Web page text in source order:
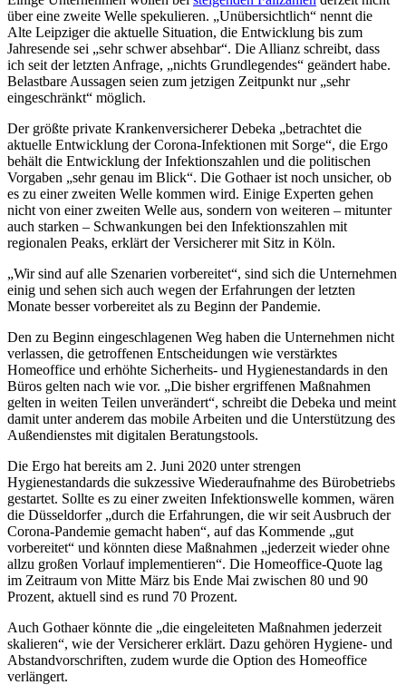
über eine zweite Welle spekulieren. „Unübersichtlich“ nennt die
Alte Leipziger die aktuelle Situation, die Entwicklung bis zum
Jahresende sei „sehr schwer absehbar“. Die Allianz schreibt, dass
ich seit der letzten Anfrage, „nichts Grundlegendes“ geändert habe.
Belastbare Aussagen seien zum jetzigen Zeitpunkt nur „sehr
eingeschränkt“ möglich.
Der größte private Krankenversicherer Debeka „betrachtet die
aktuelle Entwicklung der Corona-Infektionen mit Sorge“, die Ergo
behält die Entwicklung der Infektionszahlen und die politischen
Vorgaben „sehr genau im Blick“. Die Gothaer ist noch unsicher, ob
es zu einer zweiten Welle kommen wird. Einige Experten gehen
nicht von einer zweiten Welle aus, sondern von weiteren – mitunter
auch starken – Schwankungen bei den Infektionszahlen mit
regionalen Peaks, erklärt der Versicherer mit Sitz in Köln.
„Wir sind auf alle Szenarien vorbereitet“, sind sich die Unternehmen
einig und sehen sich auch wegen der Erfahrungen der letzten
Monate besser vorbereitet als zu Beginn der Pandemie.
Den zu Beginn eingeschlagenen Weg haben die Unternehmen nicht
verlassen, die getroffenen Entscheidungen wie verstärktes
Homeoffice und erhöhte Sicherheits- und Hygienestandards in den
Büros gelten nach wie vor. „Die bisher ergriffenen Maßnahmen
gelten in weiten Teilen unverändert“, schreibt die Debeka und meint
damit unter anderem das mobile Arbeiten und die Unterstützung des
Außendienstes mit digitalen Beratungstools.
Die Ergo hat bereits am 2. Juni 2020 unter strengen
Hygienestandards die sukzessive Wiederaufnahme des Bürobetriebs
gestartet. Sollte es zu einer zweiten Infektionswelle kommen, wären
die Düsseldorfer „durch die Erfahrungen, die wir seit Ausbruch der
Corona-Pandemie gemacht haben“, auf das Kommende „gut
vorbereitet“ und könnten diese Maßnahmen „jederzeit wieder ohne
allzu großen Vorlauf implementieren“. Die Homeoffice-Quote lag
im Zeitraum von Mitte März bis Ende Mai zwischen 80 und 90
Prozent, aktuell sind es rund 70 Prozent.
Auch Gothaer könnte die „die eingeleiteten Maßnahmen jederzeit
skalieren“, wie der Versicherer erklärt. Dazu gehören Hygiene- und
Abstandvorschriften, zudem wurde die Option des Homeoffice
verlängert.